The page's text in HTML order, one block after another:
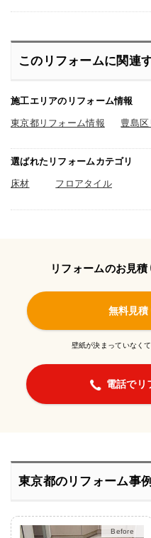
このリフォームに関連
施工エリアのリフォーム情報
東京都リフォーム情報 豊島
選ばれたリフォームカテゴリ
床材 フロアタイル
リフォームのお見
無料見
壁紙が決まっていなく
電話でリ
東京都のリフォーム事例
After